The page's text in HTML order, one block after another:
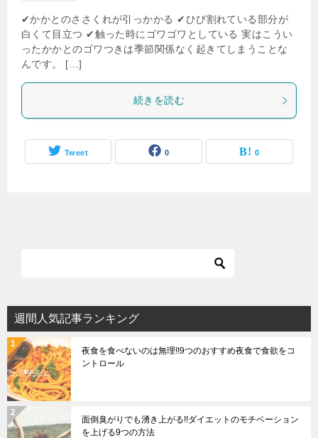
✔︎かかとのささくれが引っかかる ✔︎ひび割れている部分が
白くて目立つ ✔︎触った時にゴワゴワとしている 実はこうい
ったかかとのゴワつきは季節関係なく起きてしまうことな
んです。 […]
続きを読む
Tweet 0 0
週間人気記事ランキング
夜食を食べないのは無理!!9つのおすすめ夜食で食欲をコ
ントロール
面倒臭がりでも湧き上がる!!ダイエットのモチベーション
を上げる9つの方法